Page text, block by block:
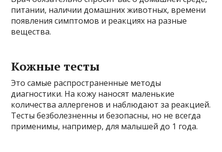
питании, наличии домашних животных, времени
появления симптомов и реакциях на разные
вещества.
Кожные тесты
Это самые распространенные методы
диагностики. На кожу наносят маленькие
количества аллергенов и наблюдают за реакцией.
Тесты безболезненны и безопасны, но не всегда
применимы, например, для малышей до 1 года.